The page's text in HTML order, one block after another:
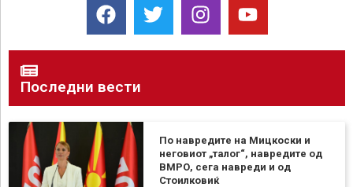
Последни вести
По навредите на Мицкоски и
неговиот „талог“, навредите од
ВМРО, сега навреди и од
Стоилковиќ